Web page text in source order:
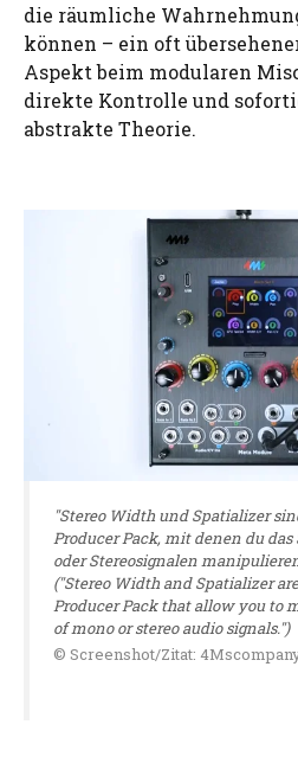
die räumliche
können – ein oft
Aspekt beim modularen
direkte Kontrolle und
abstrakte Theorie.
"Stereo Width und Spatializer
Producer Pack, mit denen du
oder Stereosignalen
("Stereo Width and Spatializer
Producer Pack that allow you to
of mono or stereo audio signals.")
© Screenshot/Zitat: